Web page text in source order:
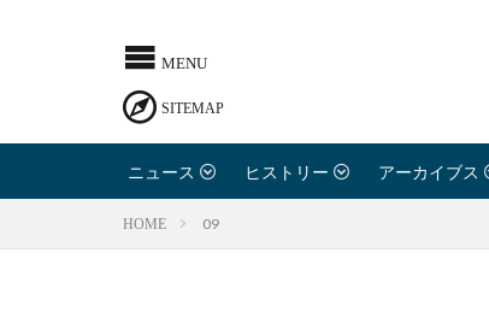
ニュース ヒストリー アーカイブス
HOME 09